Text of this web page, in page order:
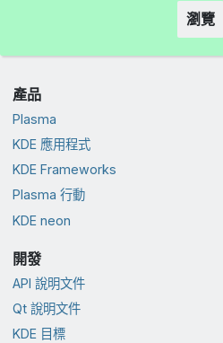
瀏覽
產品
Plasma
KDE 應用程式
KDE Frameworks
Plasma 行動
KDE neon
開發
API 說明文件
Qt 說明文件
KDE 目標